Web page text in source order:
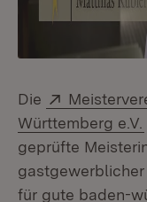
Die Extern:
Württemberg e.V.
geprüfte
für gute baden-